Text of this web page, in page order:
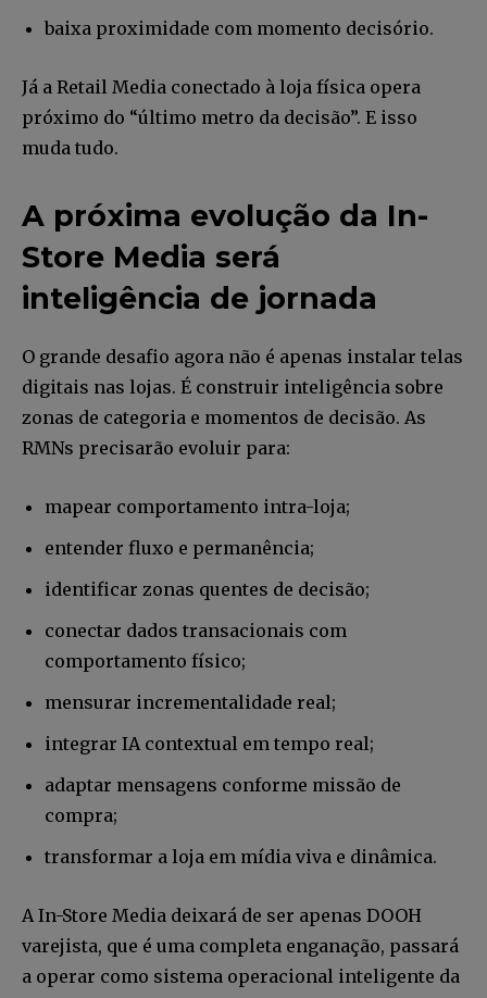
Faça parte da Comunidade
Retail Media News assinando
tenha acesso a conteúdos exclusivos.
INSCREVA-SE
Li e aceito aPolítica de Privacidade
12,345 5,678 12,345
baixa proximidade com momento decisório.
Já a Retail Media conectado à loja física opera
próximo do “último metro da decisão”. E isso
muda tudo.
A próxima evolução da In-
Store Media será
inteligência de jornada
O grande desafio agora não é apenas instalar telas
digitais nas lojas. É construir inteligência sobre
zonas de categoria e momentos de decisão. As
RMNs precisarão evoluir para:
mapear comportamento intra-loja;
entender fluxo e permanência;
identificar zonas quentes de decisão;
conectar dados transacionais com
comportamento físico;
mensurar incrementalidade real;
integrar IA contextual em tempo real;
adaptar mensagens conforme missão de
compra;
transformar a loja em mídia viva e dinâmica.
A In-Store Media deixará de ser apenas DOOH
varejista, que é uma completa enganação, passará
a operar como sistema operacional inteligente da